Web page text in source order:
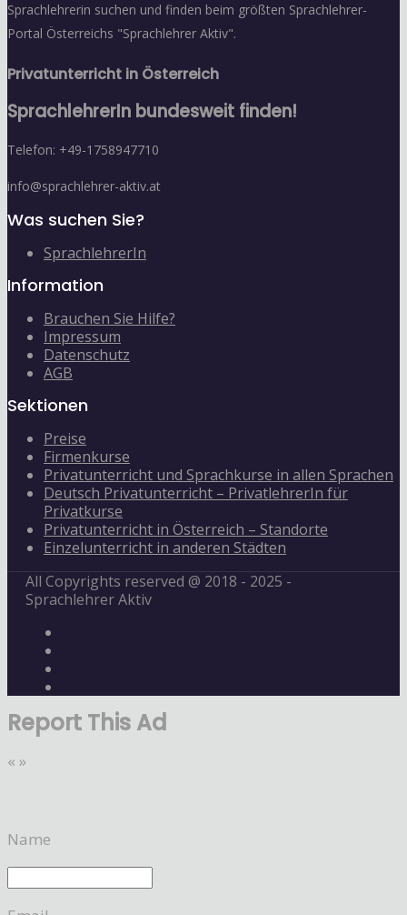
Sprachlehrerin suchen und finden beim größten Sprachlehrer-
Portal Österreichs "Sprachlehrer Aktiv".
Privatunterricht in Österreich
SprachlehrerIn bundesweit finden!
Telefon: +49-1758947710
info@sprachlehrer-aktiv.at
Was suchen Sie?
SprachlehrerIn
Information
Brauchen Sie Hilfe?
Impressum
Datenschutz
AGB
Sektionen
Preise
Firmenkurse
Privatunterricht und Sprachkurse in allen Sprachen
Deutsch Privatunterricht – PrivatlehrerIn für
Privatkurse
Privatunterricht in Österreich – Standorte
Einzelunterricht in anderen Städten
All Copyrights reserved @ 2018 - 2025 -
Sprachlehrer Aktiv
Report This Ad
« »
Name